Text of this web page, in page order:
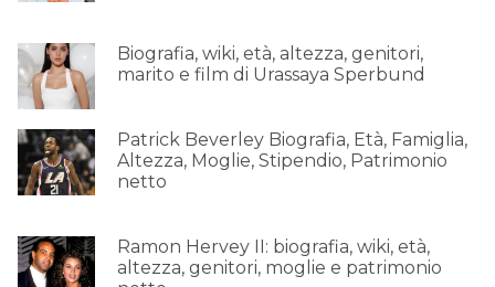
Biografia, wiki, età, altezza, genitori,
marito e film di Urassaya Sperbund
Patrick Beverley Biografia, Età, Famiglia,
Altezza, Moglie, Stipendio, Patrimonio
netto
Ramon Hervey II: biografia, wiki, età,
altezza, genitori, moglie e patrimonio